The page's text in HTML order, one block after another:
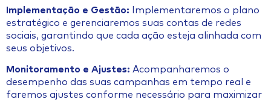
Implementação e Gestão: Implementaremos o plano
estratégico e gerenciaremos suas contas de redes
sociais, garantindo que cada ação esteja alinhada com
seus objetivos.
Monitoramento e Ajustes: Acompanharemos o
desempenho das suas campanhas em tempo real e
faremos ajustes conforme necessário para maximizar